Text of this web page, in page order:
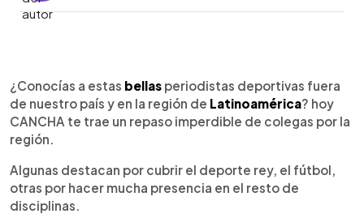
► Escuchar artículo
¿Conocías a estas bellas periodistas deportivas fuera
de nuestro país y en la región de Latinoamérica? hoy
CANCHA te trae un repaso imperdible de colegas por la
región.
Algunas destacan por cubrir el deporte rey, el fútbol,
otras por hacer mucha presencia en el resto de
disciplinas.